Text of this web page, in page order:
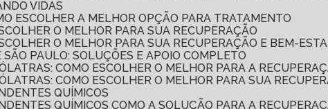
VIDAS
ESCOLHER A MELHOR OPÇÃO PARA TRATAMENTO
O MELHOR PARA SUA RECUPERAÇÃO
O MELHOR PARA SUA RECUPERAÇÃO E BEM-
SÃO PAULO: SOLUÇÕES E APOIO COMPLETO
COMO ESCOLHER O MELHOR PARA A
COMO ESCOLHER O MELHOR PARA SUA
QUÍMICOS
QUÍMICOS COMO A SOLUÇÃO PARA A